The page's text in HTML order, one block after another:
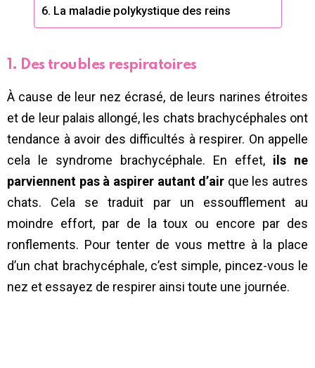
6. La maladie polykystique des reins
1. Des troubles respiratoires
À cause de leur nez écrasé, de leurs narines étroites
et de leur palais allongé, les chats brachycéphales ont
tendance à avoir des difficultés à respirer. On appelle
cela le syndrome brachycéphale. En effet, ils ne
parviennent pas à aspirer autant d’air que les autres
chats. Cela se traduit par un essoufflement au
moindre effort, par de la toux ou encore par des
ronflements. Pour tenter de vous mettre à la place
d’un chat brachycéphale, c’est simple, pincez-vous le
nez et essayez de respirer ainsi toute une journée.